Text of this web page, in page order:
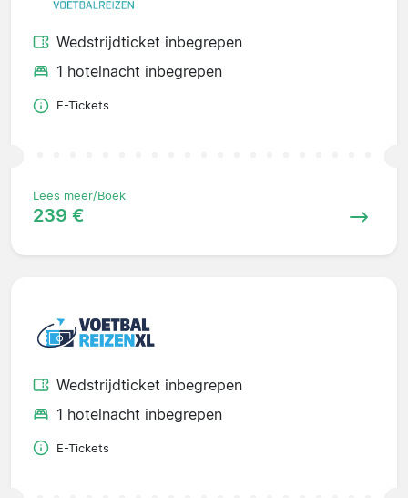
Wedstrijdticket inbegrepen
1 hotelnacht inbegrepen
E-Tickets
Lees meer/Boek
239 €
Wedstrijdticket inbegrepen
1 hotelnacht inbegrepen
E-Tickets